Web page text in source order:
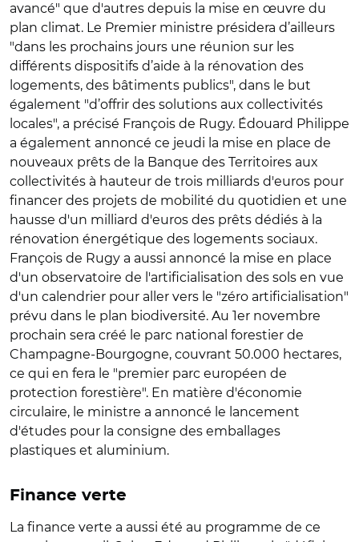
avancé" que d'autres depuis la mise en œuvre du
plan climat. Le Premier ministre présidera d’ailleurs
"dans les prochains jours une réunion sur les
différents dispositifs d’aide à la rénovation des
logements, des bâtiments publics", dans le but
également "d’offrir des solutions aux collectivités
locales", a précisé François de Rugy. Édouard Philippe
a également annoncé ce jeudi la mise en place de
nouveaux prêts de la Banque des Territoires aux
collectivités à hauteur de trois milliards d'euros pour
financer des projets de mobilité du quotidien et une
hausse d'un milliard d'euros des prêts dédiés à la
rénovation énergétique des logements sociaux.
François de Rugy a aussi annoncé la mise en place
d'un observatoire de l'artificialisation des sols en vue
d'un calendrier pour aller vers le "zéro artificialisation"
prévu dans le plan biodiversité. Au 1er novembre
prochain sera créé le parc national forestier de
Champagne-Bourgogne, couvrant 50.000 hectares,
ce qui en fera le "premier parc européen de
protection forestière". En matière d'économie
circulaire, le ministre a annoncé le lancement
d'études pour la consigne des emballages
plastiques et aluminium.
Finance verte
La finance verte a aussi été au programme de ce